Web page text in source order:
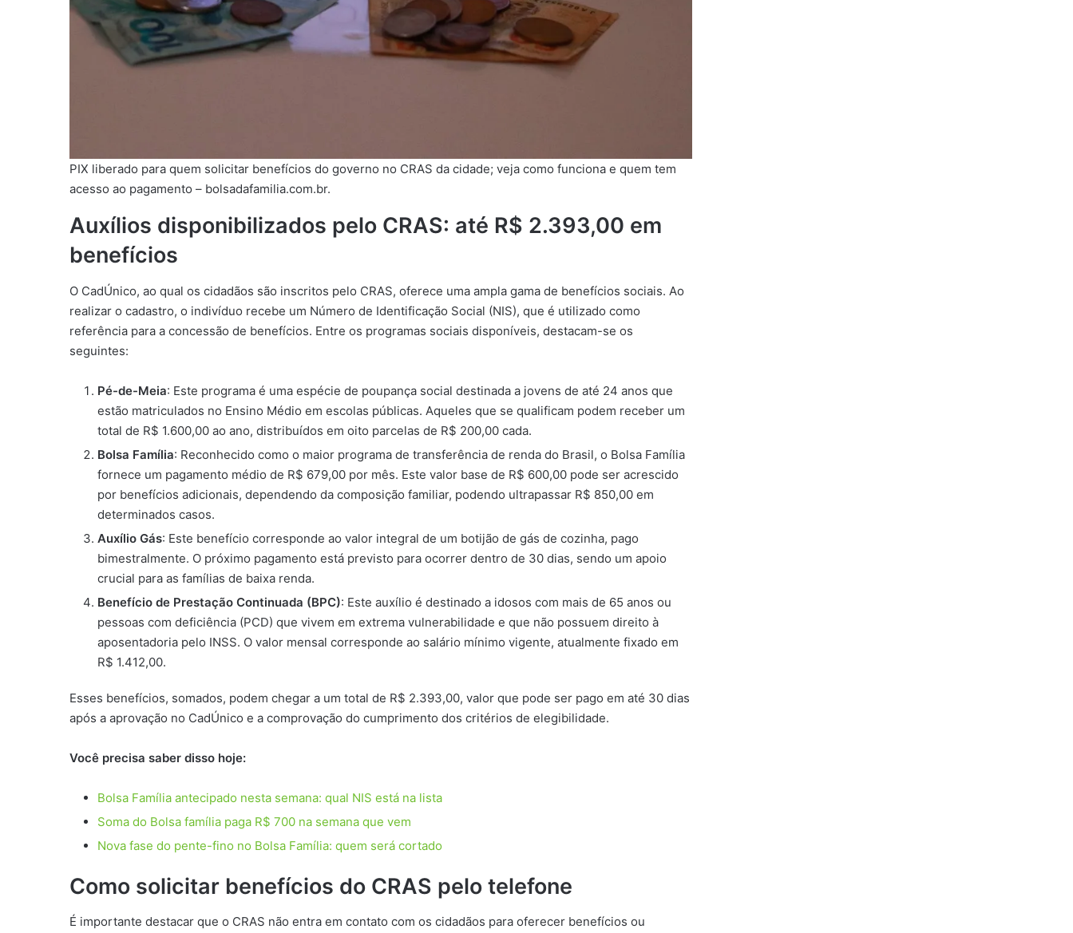
PIX liberado para quem solicitar benefícios do governo no CRAS da cidade; veja como funciona e quem tem
acesso ao pagamento – bolsadafamilia.com.br.
Auxílios disponibilizados pelo CRAS: até R$ 2.393,00 em
benefícios
O CadÚnico, ao qual os cidadãos são inscritos pelo CRAS, oferece uma ampla gama de benefícios sociais. Ao
realizar o cadastro, o indivíduo recebe um Número de Identificação Social (NIS), que é utilizado como
referência para a concessão de benefícios. Entre os programas sociais disponíveis, destacam-se os
seguintes:
Pé-de-Meia: Este programa é uma espécie de poupança social destinada a jovens de até 24 anos que
estão matriculados no Ensino Médio em escolas públicas. Aqueles que se qualificam podem receber um
total de R$ 1.600,00 ao ano, distribuídos em oito parcelas de R$ 200,00 cada.
Bolsa Família: Reconhecido como o maior programa de transferência de renda do Brasil, o Bolsa Família
fornece um pagamento médio de R$ 679,00 por mês. Este valor base de R$ 600,00 pode ser acrescido
por benefícios adicionais, dependendo da composição familiar, podendo ultrapassar R$ 850,00 em
determinados casos.
Auxílio Gás: Este benefício corresponde ao valor integral de um botijão de gás de cozinha, pago
bimestralmente. O próximo pagamento está previsto para ocorrer dentro de 30 dias, sendo um apoio
crucial para as famílias de baixa renda.
Benefício de Prestação Continuada (BPC): Este auxílio é destinado a idosos com mais de 65 anos ou
pessoas com deficiência (PCD) que vivem em extrema vulnerabilidade e que não possuem direito à
aposentadoria pelo INSS. O valor mensal corresponde ao salário mínimo vigente, atualmente fixado em
R$ 1.412,00.
Esses benefícios, somados, podem chegar a um total de R$ 2.393,00, valor que pode ser pago em até 30 dias
após a aprovação no CadÚnico e a comprovação do cumprimento dos critérios de elegibilidade.
Você precisa saber disso hoje:
Bolsa Família antecipado nesta semana: qual NIS está na lista
Soma do Bolsa família paga R$ 700 na semana que vem
Nova fase do pente-fino no Bolsa Família: quem será cortado
Como solicitar benefícios do CRAS pelo telefone
É importante destacar que o CRAS não entra em contato com os cidadãos para oferecer benefícios ou